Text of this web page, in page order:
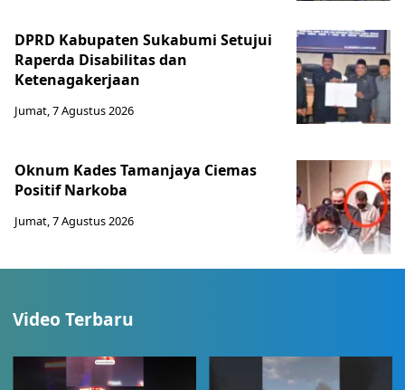
DPRD Kabupaten Sukabumi Setujui
Raperda Disabilitas dan
Ketenagakerjaan
Jumat, 7 Agustus 2026
Oknum Kades Tamanjaya Ciemas
Positif Narkoba
Jumat, 7 Agustus 2026
Video Terbaru